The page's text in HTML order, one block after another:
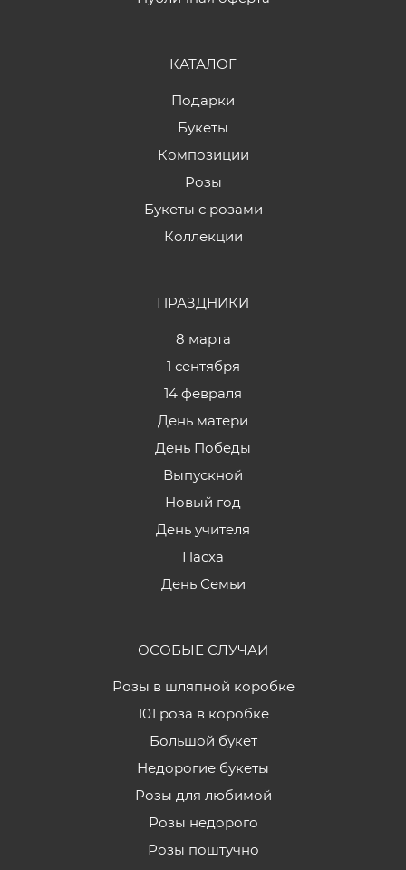
КАТАЛОГ
Подарки
Букеты
Композиции
Розы
Букеты с розами
Коллекции
ПРАЗДНИКИ
8 марта
1 сентября
14 февраля
День матери
День Победы
Выпускной
Новый год
День учителя
Пасха
День Семьи
ОСОБЫЕ СЛУЧАИ
Розы в шляпной коробке
101 роза в коробке
Большой букет
Недорогие букеты
Розы для любимой
Розы недорого
Розы поштучно